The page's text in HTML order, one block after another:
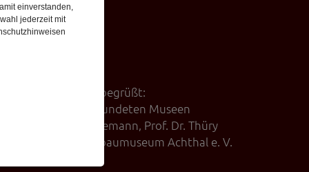
einverstanden,
jederzeit mit
fest. Er begrüßt:
Leiter der befreundeten Museen
(Kuratorin) mit Ehemann, Prof. Dr. Thüry
Bergbaumuseum Achthal e. V.